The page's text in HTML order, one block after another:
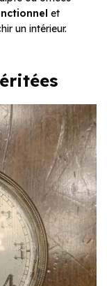
et
un intérieur.